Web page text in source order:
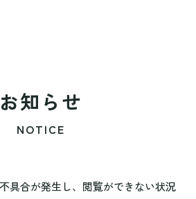
お知らせ
NOTICE
具合が発生し、閲覧ができない状況